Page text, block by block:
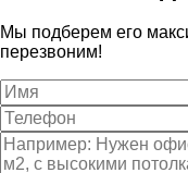
Мы подберем его
перезвоним!